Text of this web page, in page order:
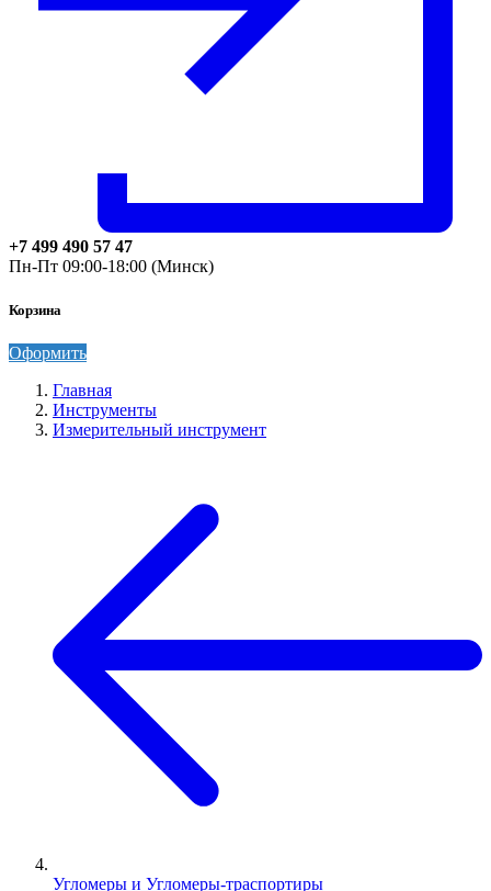
+7 499 490 57 47
Пн-Пт 09:00-18:00 (Минск)
Корзина
Оформить
Главная
Инструменты
Измерительный инструмент
Угломеры и Угломеры-траспортиры